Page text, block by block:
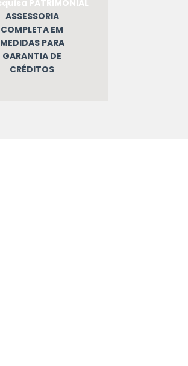
ASSESSORIA
COMPLETA EM
MEDIDAS PARA
GARANTIA DE
CRÉDITOS